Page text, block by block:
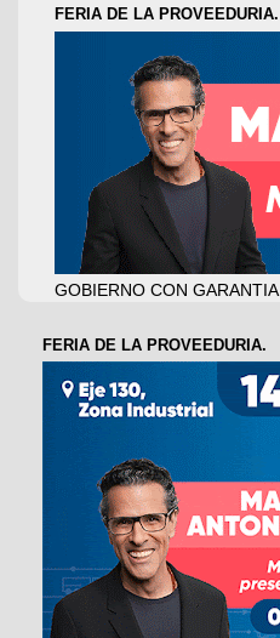
FERIA DE LA PROVEEDURIA.
GOBIERNO CON GARANTIA.
FERIA DE LA PROVEEDURIA.